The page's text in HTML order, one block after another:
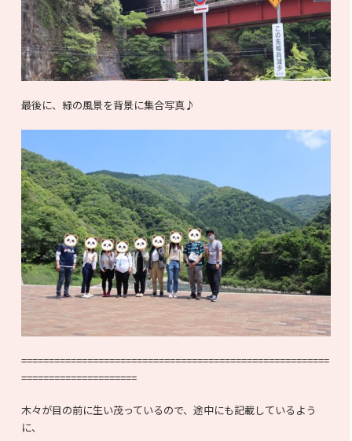
最後に、緑の風景を背景に集合写真♪
========================================================
=====================
木々が目の前に生い茂っているので、途中にも記載しているよう
に、